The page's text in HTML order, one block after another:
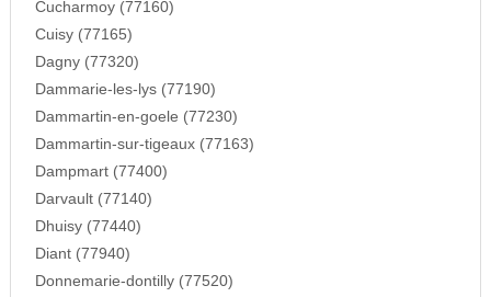
Cucharmoy (77160)
Cuisy (77165)
Dagny (77320)
Dammarie-les-lys (77190)
Dammartin-en-goele (77230)
Dammartin-sur-tigeaux (77163)
Dampmart (77400)
Darvault (77140)
Dhuisy (77440)
Diant (77940)
Donnemarie-dontilly (77520)